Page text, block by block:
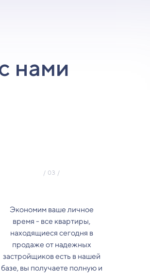
нами
Экономим ваше личное
время - все квартиры,
находящиеся сегодня в
продаже от надежных
застройщиков есть в нашей
базе, вы получаете полную и